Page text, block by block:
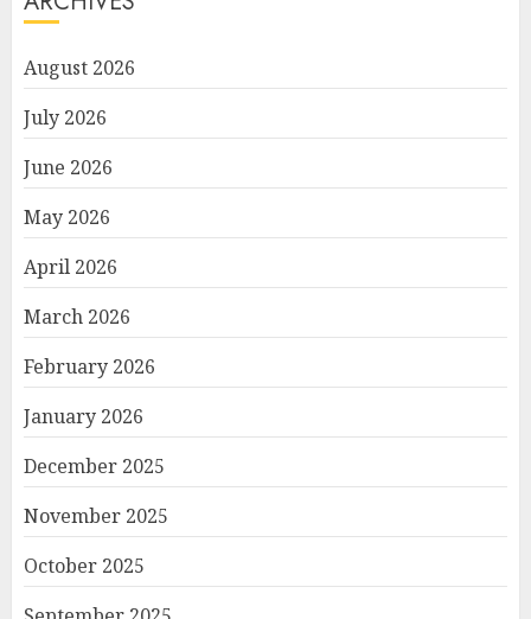
August 2026
July 2026
June 2026
May 2026
April 2026
March 2026
February 2026
January 2026
December 2025
November 2025
October 2025